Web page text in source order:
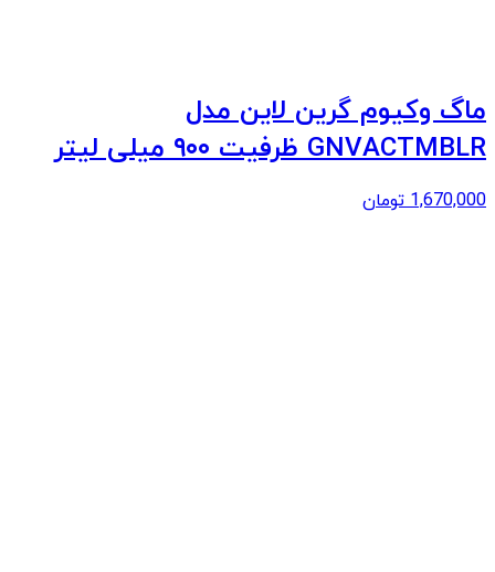
ماگ وکیوم گرین لاین مدل
GNVACTMBLR ظرفیت ۹۰۰ میلی لیتر
1,670,000 تومان